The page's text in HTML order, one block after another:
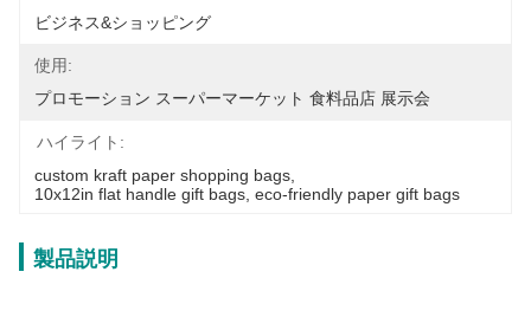
ビジネス&ショッピング
使用:
プロモーション スーパーマーケット 食料品店 展示会
ハイライト:
custom kraft paper shopping bags
10x12in flat handle gift bags eco-friendly paper gift bags
製品説明